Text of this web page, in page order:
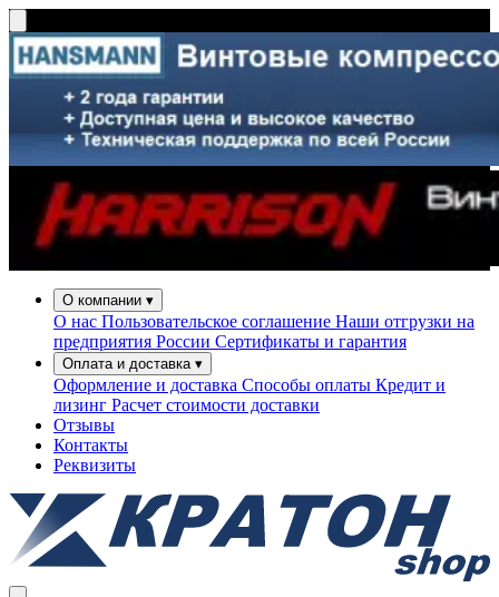
О компании ▾
О нас Пользовательское соглашение Наши отгрузки на
предприятия России Сертификаты и гарантия
Оплата и доставка ▾
Оформление и доставка Способы оплаты Кредит и
лизинг Расчет стоимости доставки
Отзывы
Контакты
Реквизиты